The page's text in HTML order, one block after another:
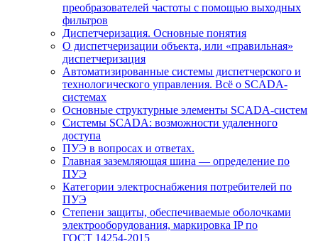
преобразователей частоты с помощью выходных
фильтров
Диспетчеризация. Основные понятия
О диспетчеризации объекта, или «правильная»
диспетчеризация
Автоматизированные системы диспетчерского и
технологического управления. Всё о SCADA-
системах
Основные структурные элементы SCADA-систем
Системы SCADA: возможности удаленного
доступа
ПУЭ в вопросах и ответах.
Главная заземляющая шина — определение по
ПУЭ
Категории электроснабжения потребителей по
ПУЭ
Степени защиты, обеспечиваемые оболочками
электрооборудования, маркировка IP по
ГОСТ 14254-2015